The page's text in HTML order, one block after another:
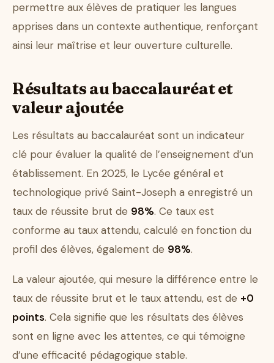
permettre aux élèves de pratiquer les langues
apprises dans un contexte authentique, renforçant
ainsi leur maîtrise et leur ouverture culturelle.
Résultats au baccalauréat et
valeur ajoutée
Les résultats au baccalauréat sont un indicateur
clé pour évaluer la qualité de l’enseignement d’un
établissement. En 2025, le Lycée général et
technologique privé Saint-Joseph a enregistré un
taux de réussite brut de 98%. Ce taux est
conforme au taux attendu, calculé en fonction du
profil des élèves, également de 98%.
La valeur ajoutée, qui mesure la différence entre le
taux de réussite brut et le taux attendu, est de +0
points. Cela signifie que les résultats des élèves
sont en ligne avec les attentes, ce qui témoigne
d’une efficacité pédagogique stable.